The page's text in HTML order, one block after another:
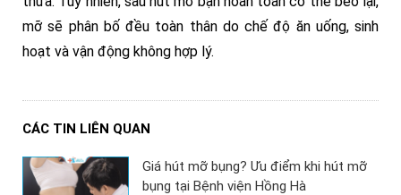
mỡ sẽ phân bố đều toàn thân do chế độ ăn uống, sinh
hoạt và vận động không hợp lý.
CÁC TIN LIÊN QUAN
Giá hút mỡ bụng? Ưu điểm khi hút mỡ
bụng tại Bệnh viện Hồng Hà